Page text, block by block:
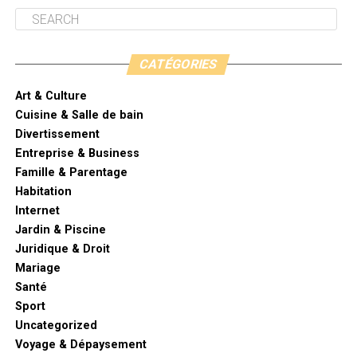
CATÉGORIES
Art & Culture
Cuisine & Salle de bain
Divertissement
Entreprise & Business
Famille & Parentage
Habitation
Internet
Jardin & Piscine
Juridique & Droit
Mariage
Santé
Sport
Uncategorized
Voyage & Dépaysement